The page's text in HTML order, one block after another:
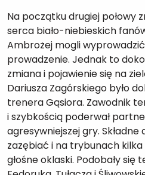
Na początku drugiej połowy
serca biało-niebieskich
Ambrożej mogli wyprowadzić
prowadzenie. Jednak to
zmiana i pojawienie się na
Dariusza Zagórskiego było
trenera Gąsiora. Zawodnik
i szybkością poderwał
agresywniejszej gry. Składne
zazębiać i na trybunach kilka
głośne oklaski. Podobały